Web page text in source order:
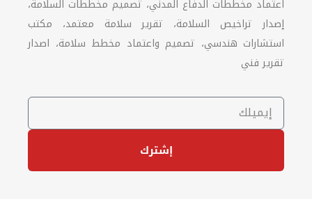
اعتماد مخططات الدفاع المدني، تصميم مخططات السلامة،
إصدار تراخيص السلامة، تقرير سلامة معتمد، مكتب
استشارات هندسي، تصميم واعتماد مخطط سلامة، اصدار
تقرير فني
إشترك